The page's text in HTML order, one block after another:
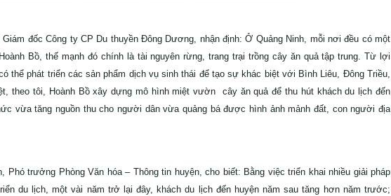
Giám đốc Công ty CP Du thuyền Đông Dương, nhận định: Ở Quảng Ninh, mỗi nơi đều có một
Bồ, thế mạnh đó chính là tài nguyên rừng, trang trại trồng cây ăn quả tập trung. Từ lợi
thể phát triển các sản phẩm dịch vụ sinh thái để tạo sự khác biệt với Bình Liêu, Đông Triều,
theo tôi, Hoành Bồ xây dựng mô hình miệt vườn cây ăn quả để thu hút khách du lịch đến
vừa tăng nguồn thu cho người dân vừa quảng bá được hình ảnh mảnh đất, con người địa
Phó trưởng Phòng Văn hóa – Thông tin huyện, cho biết: Bằng việc triển khai nhiều giải pháp
du lịch, một vài năm trở lại đây, khách du lịch đến huyện năm sau tăng hơn năm trước;